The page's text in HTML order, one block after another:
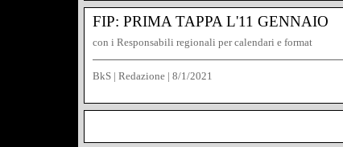
FIP: PRIMA TAPPA L'11 GENNAIO
con i Responsabili regionali per calendari e format
BkS | Redazione | 8/1/2021